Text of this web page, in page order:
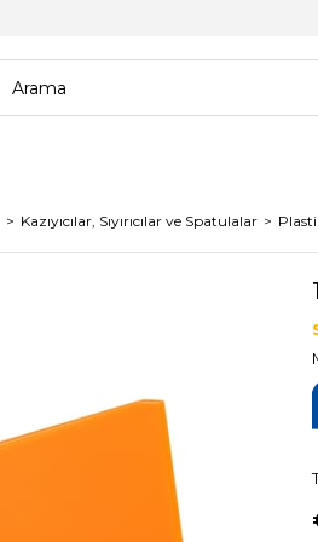
Kazıyıcılar, Sıyırıcılar ve Spatulalar